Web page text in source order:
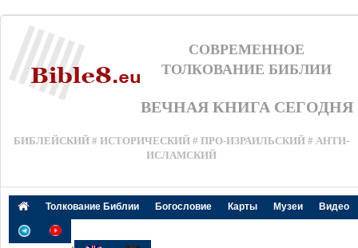
СОВРЕМЕННОЕ
ТОЛКОВАНИЕ БИБЛИИ
ВЕЧНАЯ КНИГА СЕГОДНЯ
БИБЛЕЙСКИЙ # ИСТОРИЧЕСКИЙ # ПРО-ИЗРАИЛЬСКИЙ # АНТИ-
ИСЛАМСКИЙ
Толкование Библии Богословие Карты Музеи Видео